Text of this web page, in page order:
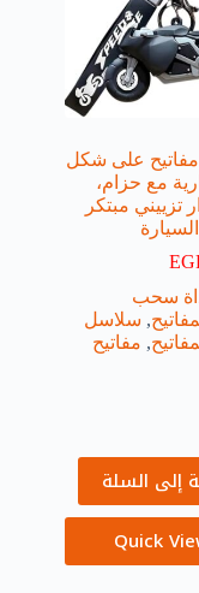
على شكل
مع حزام،
تزييني مبتكر
سحب
, سلاسل
, مفاتيح
إلى السلة
Quick